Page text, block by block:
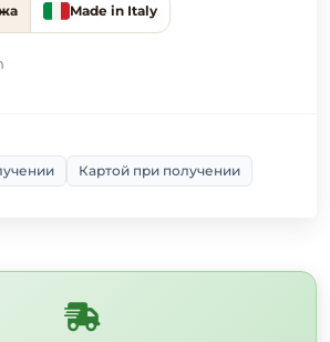
Made in Italy
Картой при получении